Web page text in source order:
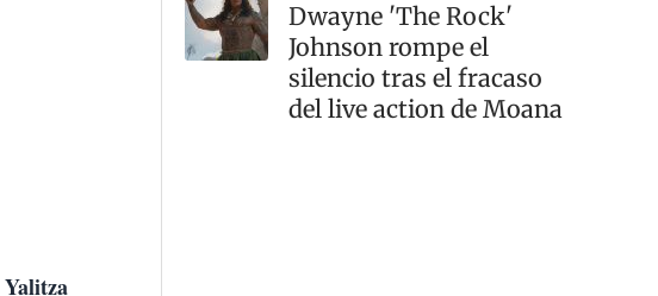
Yalitza
Dwayne 'The Rock'
Johnson rompe el
silencio tras el fracaso
del live action de Moana